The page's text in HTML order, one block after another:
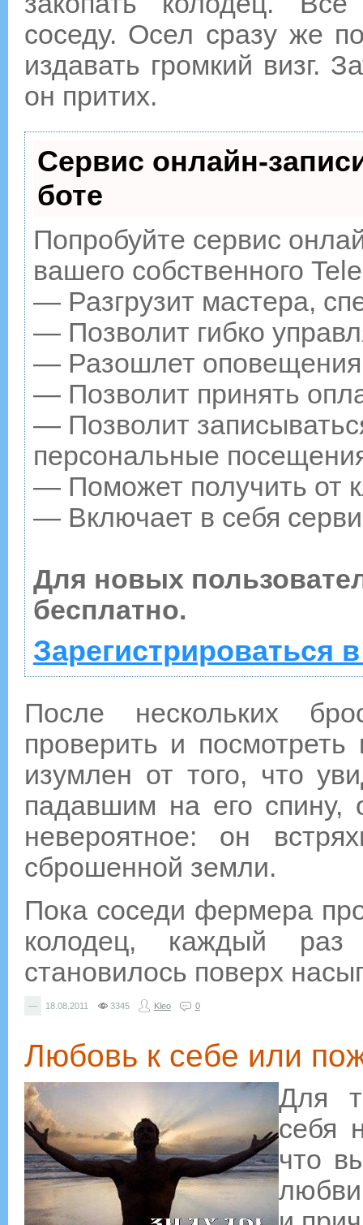
соседу. Осел сразу же
издавать громкий визг.
он притих.
Сервис онлайн-
боте
Попробуйте сервис
вашего собственного
— Разгрузит мастера,
— Позволит гибко
— Разошлет оповещения
— Позволит принять
— Позволит
персональные
— Поможет получить от
— Включает в себя
Для новых
бесплатно.
Зарегистрироваться
После нескольких
проверить и
изумлен от того, что
падавшим на его спину,
невероятное: он
сброшенной земли.
Пока соседи фермера
колодец, каждый раз
становилось поверх
— 18.08.2011 3345 Kleo 0
Любовь к себе или
Для
себя
что
любви